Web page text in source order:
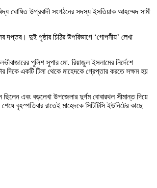
ঘোষিত উগ্রবাদী সংগঠনের সদস্য ইসতিয়াক আহম্মেদ সামী
দুই পৃষ্ঠার চিঠির উপরিভাগে ‘গোপনীয়’ লেখা
পুলিশ সুপার মো. রিয়াজুল ইসলামের নির্দেশে
দিকে একটি টিলা থেকে মাহেদকে গ্রেপ্তার করতে সক্ষম হয়
ছিলেন এবং বড়লেখা উপজেলার দুর্গম বোবারথল সীমান্ত দিয়ে
বৃহস্পতিবার রাতেই মাহেদকে সিটিটিসি ইউনিটের কাছে